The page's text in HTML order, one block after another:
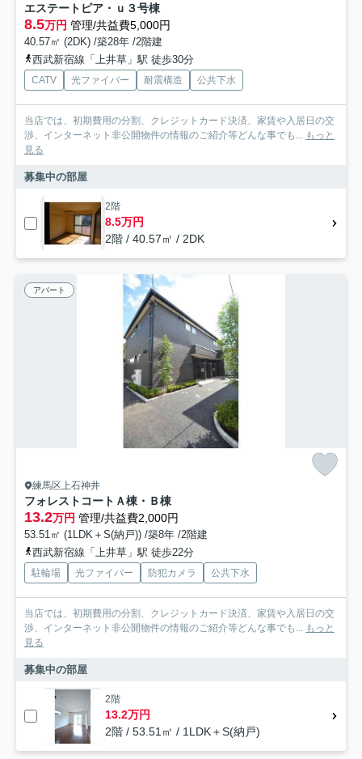
エステートピア・ｕ３号棟
8.5万円 管理/共益費5,000円
40.57㎡ (2DK) /築28年 /2階建
西武新宿線「上井草」駅 徒歩30分
CATV 光ファイバー 耐震構造 公共下水
当店では、初期費用の分割、クレジットカード決済、家賃や入居日の交
渉、インターネット非公開物件の情報のご紹介等どんな事でも... もっと
見る
募集中の部屋
2階
8.5万円
2階 / 40.57㎡ / 2DK
アパート
練馬区上石神井
フォレストコートＡ棟・Ｂ棟
13.2万円 管理/共益費2,000円
53.51㎡ (1LDK＋S(納戸)) /築8年 /2階建
西武新宿線「上井草」駅 徒歩22分
駐輪場 光ファイバー 防犯カメラ 公共下水
当店では、初期費用の分割、クレジットカード決済、家賃や入居日の交
渉、インターネット非公開物件の情報のご紹介等どんな事でも... もっと
見る
募集中の部屋
2階
13.2万円
2階 / 53.51㎡ / 1LDK＋S(納戸)